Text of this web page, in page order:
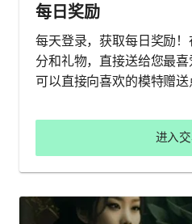
每日奖励
每天登录，获取每日奖励
分和礼物，直接送给您最
可以直接向喜欢的模特赠
进入